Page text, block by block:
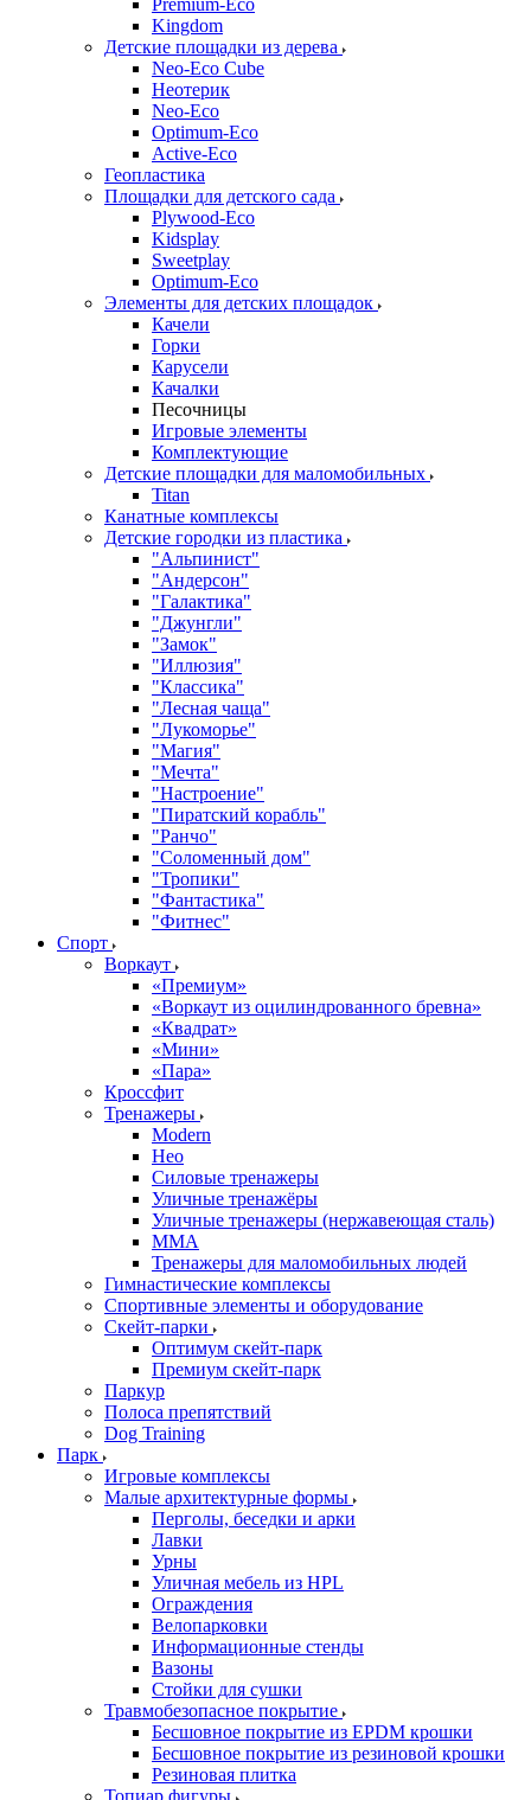
Premium-Eco
Kingdom
Детские площадки из дерева
Neo-Eco Cube
Неотерик
Neo-Eco
Оptimum-Еco
Active-Eco
Геопластика
Площадки для детского сада
Plywood-Eco
Kidsplay
Sweetplay
Оptimum-Еco
Элементы для детских площадок
Качели
Горки
Карусели
Качалки
Песочницы
Игровые элементы
Комплектующие
Детские площадки для маломобильных
Titan
Канатные комплексы
Детские городки из пластика
"Альпинист"
"Андерсон"
"Галактика"
"Джунгли"
"Замок"
"Иллюзия"
"Классика"
"Лесная чаща"
"Лукоморье"
"Магия"
"Мечта"
"Настроение"
"Пиратский корабль"
"Ранчо"
"Соломенный дом"
"Тропики"
"Фантастика"
"Фитнес"
Спорт
Воркаут
«Премиум»
«Воркаут из оцилиндрованного бревна»
«Квадрат»
«Мини»
«Пара»
Кроссфит
Тренажеры
Modern
Нео
Силовые тренажеры
Уличные тренажёры
Уличные тренажеры (нержавеющая сталь)
ММА
Тренажеры для маломобильных людей
Гимнастические комплексы
Спортивные элементы и оборудование
Скейт-парки
Оптимум скейт-парк
Премиум скейт-парк
Паркур
Полоса препятствий
Dog Training
Парк
Игровые комплексы
Малые архитектурные формы
Перголы, беседки и арки
Лавки
Урны
Уличная мебель из HPL
Ограждения
Велопарковки
Информационные стенды
Вазоны
Стойки для сушки
Травмобезопасное покрытие
Бесшовное покрытие из EPDM крошки
Бесшовное покрытие из резиновой крошки
Резиновая плитка
Топиар фигуры